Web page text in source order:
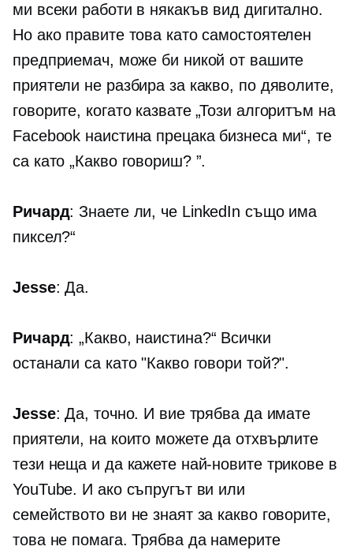
ми всеки работи в някакъв вид дигитално.
Но ако правите това като самостоятелен
предприемач, може би никой от вашите
приятели не разбира за какво, по дяволите,
говорите, когато казвате „Този ​​алгоритъм на
Facebook наистина прецака бизнеса ми“, те
са като „Какво говориш? ”.
Ричард: Знаете ли, че LinkedIn също има
пиксел?“
Jesse: Да.
Ричард: „Какво, наистина?“ Всички
останали са като "Какво говори той?".
Jesse: Да, точно. И вие трябва да имате
приятели, на които можете да отхвърлите
тези неща и да кажете най-новите трикове в
YouTube. И ако съпругът ви или
семейството ви не знаят за какво говорите,
това не помага. Трябва да намерите